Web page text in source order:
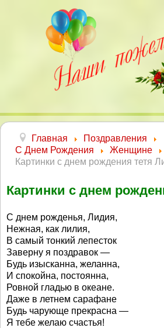
Главная
Поздравления
С Днем Рождения
Женщине
Картинки с днем рождения тетя
Картинки с днем
С днем рожденья, Лидия,
Нежная, как лилия,
В самый тонкий лепесток
Заверну я поздравок —
Будь изысканна, желанна,
И спокойна, постоянна,
Ровной гладью в океане.
Даже в летнем сарафане
Будь чарующе прекрасна —
Я тебе желаю счастья!